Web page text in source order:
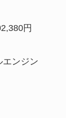
円
エンジン